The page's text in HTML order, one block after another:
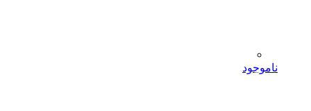
ناموجود